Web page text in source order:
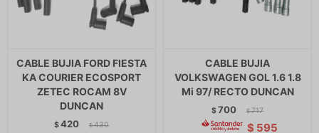
CABLE BUJIA FORD FIESTA
KA COURIER ECOSPORT
ZETEC ROCAM 8V
DUNCAN
$420 $ 430
CABLE BUJIA
VOLKSWAGEN GOL 1.6 1.8
Mi 97/ RECTO DUNCAN
$700 $ 717
$ 595